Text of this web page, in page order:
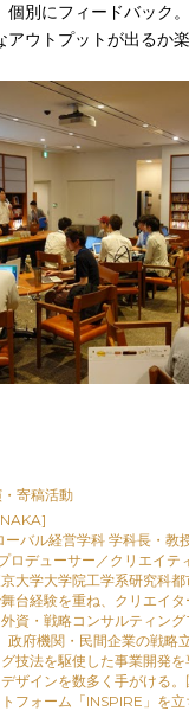
個別にフィードバック
ウトプットが出るか
寄稿活動
ーバル経営学科 学科長・教
ロデューサー／クリエイテ
大学大学院工学系研究科都
台経験を重ね、クリエイ
資・戦略コンサルティン
府機関・民間企業の戦略
技法を駆使した事業開発
ザインを数多く手がける
フォーム「INSPIRE」を